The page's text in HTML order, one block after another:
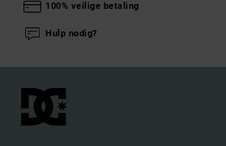
100% veilige betaling
Hulp nodig?